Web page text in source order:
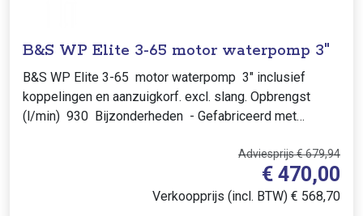
B&S WP Elite 3-65 motor waterpomp 3"
B&S WP Elite 3-65 motor waterpomp 3" inclusief
koppelingen en aanzuigkorf. excl. slang. Opbrengst
(l/min) 930 Bijzonderheden - Gefabriceerd met
Adviesprijs € 679,94
€ 470,00
Verkoopprijs (incl. BTW) € 568,70